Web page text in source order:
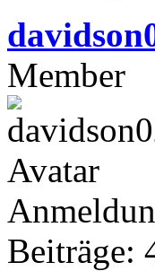
Member
Beiträge: